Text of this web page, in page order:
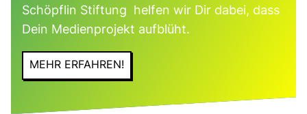
Schöpflin Stif­tung helfen wir Dir dabei, dass
Dein Medi­en­pro­jekt auf­blüht.
MEHR ERFAHREN!